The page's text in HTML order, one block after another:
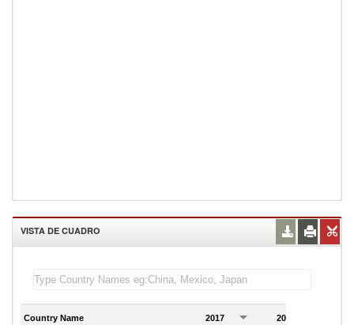
VISTA DE CUADRO
Country Name 2017 2018